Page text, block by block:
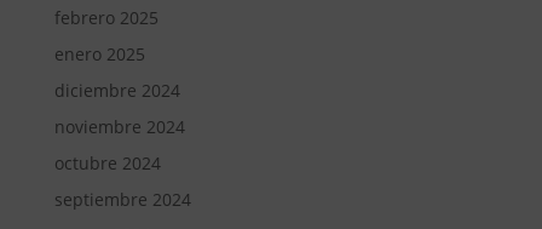
febrero 2025
enero 2025
diciembre 2024
noviembre 2024
octubre 2024
septiembre 2024